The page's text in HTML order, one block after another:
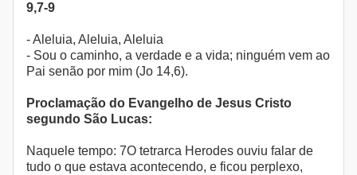
9,7-9
- Aleluia, Aleluia, Aleluia
- Sou o caminho, a verdade e a vida; ninguém vem ao
Pai senão por mim (Jo 14,6).
Proclamação do Evangelho de Jesus Cristo
segundo São Lucas:
Naquele tempo: 7O tetrarca Herodes ouviu falar de
tudo o que estava acontecendo, e ficou perplexo,